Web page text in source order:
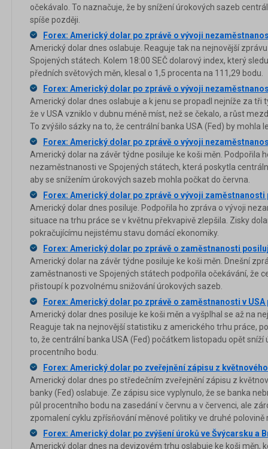
očekávalo. To naznačuje, že by snížení úrokových sazeb
spíše později.
Forex: Americký dolar po zprávě o vývoji
Americký dolar dnes oslabuje. Reaguje tak na nejnovější
Spojených státech. Kolem 18:00 SEČ dolarový index, který
předních světových měn, klesal o 1,5 procenta na 111,29 bodu.
Forex: Americký dolar po zprávě o vývoji
Americký dolar dnes oslabuje a k jenu se propadl nejníže za tři
že v USA vzniklo v dubnu méně míst, než se čekalo, a růst
To zvýšilo sázky na to, že centrální banka USA (Fed) by mohla
Forex: Americký dolar po zprávě o vývoji
Americký dolar na závěr týdne posiluje ke koši měn. Podpořila
nezaměstnanosti ve Spojených státech, která poskytla
aby se snížením úrokových sazeb mohla počkat do června.
Forex: Americký dolar po zprávě o vývoji zaměstnanosti
Americký dolar dnes posiluje. Podpořila ho zpráva o vývoji
situace na trhu práce se v květnu překvapivě zlepšila. Zisky
pokračujícímu nejistému stavu domácí ekonomiky.
Forex: Americký dolar po zprávě o zaměstnanosti
Americký dolar na závěr týdne posiluje ke koši měn. Dnešní
zaměstnanosti ve Spojených státech podpořila očekávání, že
přistoupí k pozvolnému snižování úrokových sazeb.
Forex: Americký dolar po zprávě o zaměstnanosti v
Americký dolar dnes posiluje ke koši měn a vyšplhal se až na
Reaguje tak na nejnovější statistiku z amerického trhu práce,
to, že centrální banka USA (Fed) počátkem listopadu opět sníží
procentního bodu.
Forex: Americký dolar po zveřejnění zápisu z
Americký dolar dnes po středečním zveřejnění zápisu z
banky (Fed) oslabuje. Ze zápisu sice vyplynulo, že se banka
půl procentního bodu na zasedání v červnu a v červenci, ale
zpomalení cyklu zpřísňování měnové politiky ve druhé polovině
Forex: Americký dolar po zvýšení úroků ve Švýcarsku a
Americký dolar dnes na devizovém trhu oslabuje ke koši měn,